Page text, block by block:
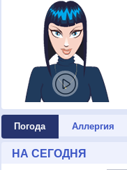
Погода Аллергия
НА СЕГОДНЯ